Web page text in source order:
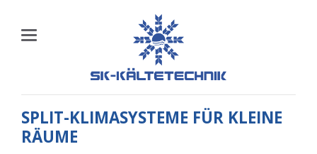
SPLIT-KLIMASYSTEME FÜR KLEINE
RÄUME